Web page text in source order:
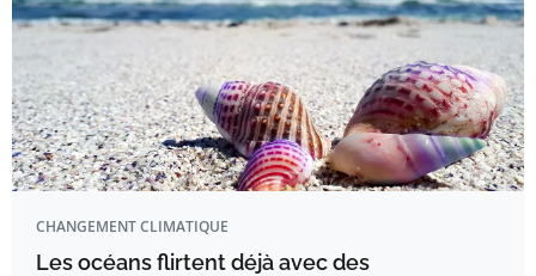
CHANGEMENT CLIMATIQUE
Les océans flirtent déjà avec des